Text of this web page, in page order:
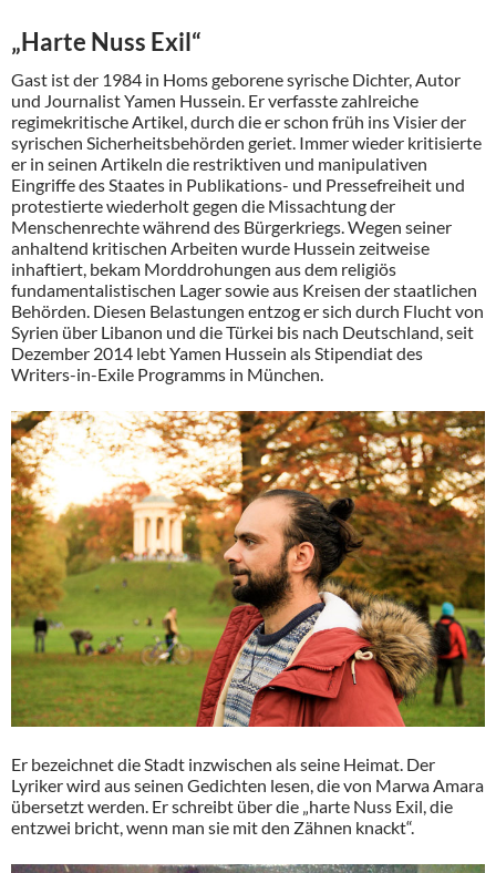
„Harte Nuss Exil“
Gast ist der 1984 in Homs geborene syrische Dichter, Autor
und Journalist Yamen Hussein. Er verfasste zahlreiche
regimekritische Artikel, durch die er schon früh ins Visier der
syrischen Sicherheitsbehörden geriet. Immer wieder kritisierte
er in seinen Artikeln die restriktiven und manipulativen
Eingriffe des Staates in Publikations- und Pressefreiheit und
protestierte wiederholt gegen die Missachtung der
Menschenrechte während des Bürgerkriegs. Wegen seiner
anhaltend kritischen Arbeiten wurde Hussein zeitweise
inhaftiert, bekam Morddrohungen aus dem religiös
fundamentalistischen Lager sowie aus Kreisen der staatlichen
Behörden. Diesen Belastungen entzog er sich durch Flucht von
Syrien über Libanon und die Türkei bis nach Deutschland, seit
Dezember 2014 lebt Yamen Hussein als Stipendiat des
Writers-in-Exile Programms in München.
Er bezeichnet die Stadt inzwischen als seine Heimat. Der
Lyriker wird aus seinen Gedichten lesen, die von Marwa Amara
übersetzt werden. Er schreibt über die „harte Nuss Exil, die
entzwei bricht, wenn man sie mit den Zähnen knackt“.